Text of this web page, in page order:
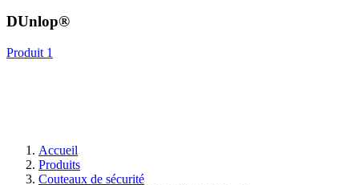
DUnlop®
Produit 1
Accueil
Produits
Couteaux de sécurité